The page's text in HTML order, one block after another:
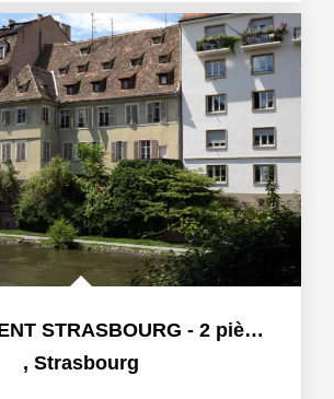
APPARTEMENT STRASBOURG - 2 pièces 46.50 m²
, Strasbourg